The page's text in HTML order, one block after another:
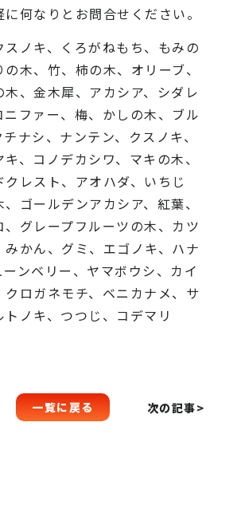
何なりとお問合せください。
ノキ、くろがねもち、もみの
木、竹、柿の木、オリーブ、
木、金木犀、アカシア、シダレ
ニファー、梅、かしの木、ブル
ナシ、ナンテン、クスノキ、
、コノデカシワ、マキの木、
レスト、アオハダ、いちじ
ゴールデンアカシア、紅葉、
、グレープフルーツの木、カツ
みかん、グミ、エゴノキ、ハナ
ーンベリー、ヤマボウシ、カイ
クロガネモチ、ベニカナメ、サ
ノキ、つつじ、コデマリ
一覧に戻る 次の記事>